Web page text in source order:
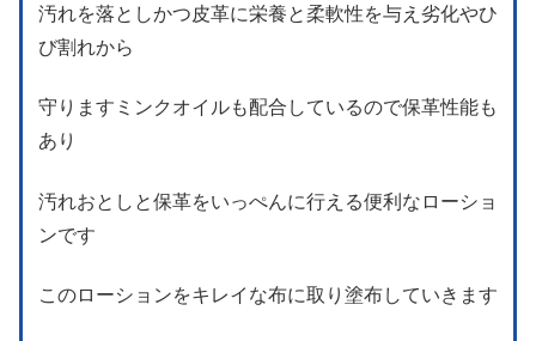
汚れを落としかつ皮革に栄養と柔軟性を与え劣化やひ
び割れから
守りますミンクオイルも配合しているので保革性能も
あり
汚れおとしと保革をいっぺんに行える便利なローショ
ンです
このローションをキレイな布に取り塗布していきます